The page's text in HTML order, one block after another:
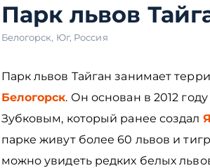
Парк львов
Белогорск, Юг, Россия
Парк львов Тайган занимает
Белогорск. Он основан в 2012
Зубковым, который ранее создал
парке живут более 60 львов и
можно увидеть редких белых